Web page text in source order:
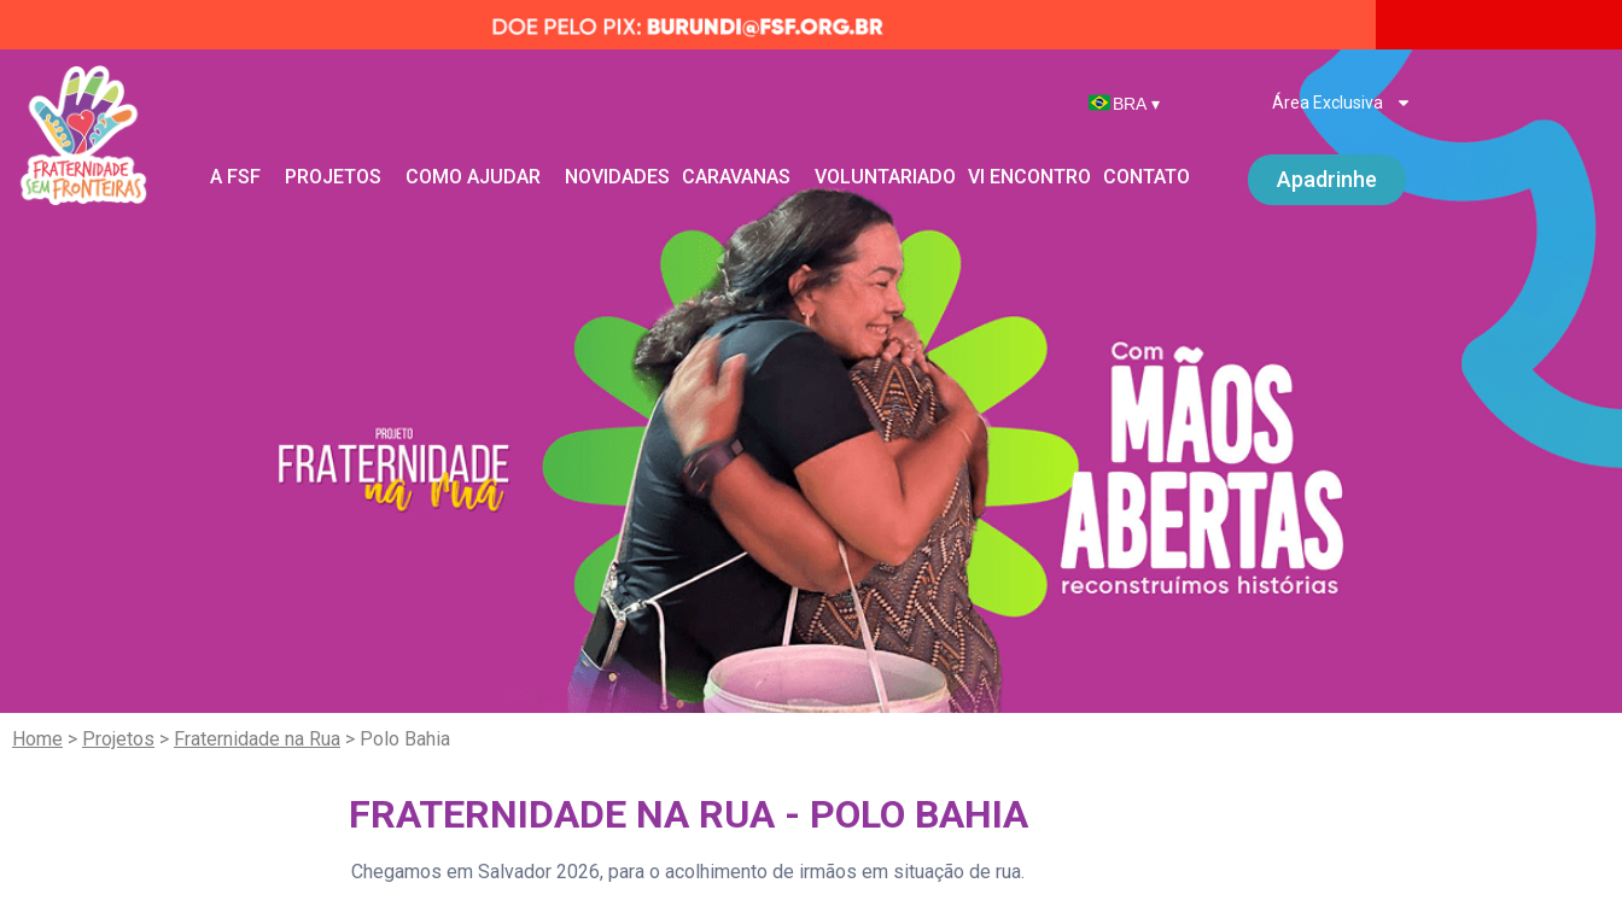
BRA ▾
A FSF PROJETOS COMO AJUDAR NOVIDADES CARAVANAS VOLUNTARIADO VI ENCONTRO CONTATO
Área Exclusiva
Apadrinhe
Home > Projetos > Fraternidade na Rua > Polo Bahia
FRATERNIDADE NA RUA - POLO BAHIA
Chegamos em Salvador 2026, para o acolhimento de irmãos em situação de rua.